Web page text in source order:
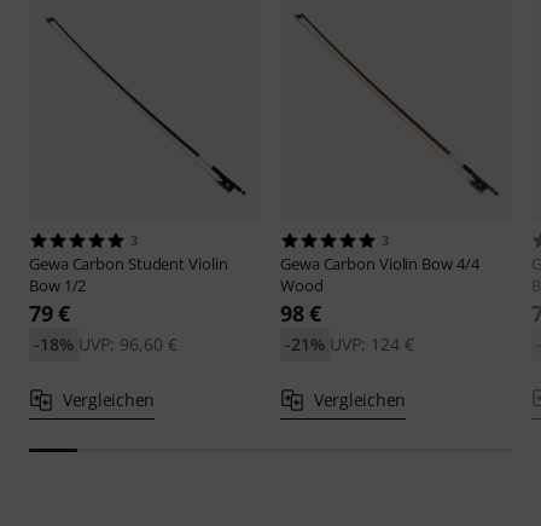
3
Gewa Carbon Student Violin
Bow 1/2
79 €
UVP: 96,60 €
-18%
Vergleichen
3
Gewa Carbon Violin Bow 4/4
Wood
98 €
UVP: 124 €
-21%
Vergleichen